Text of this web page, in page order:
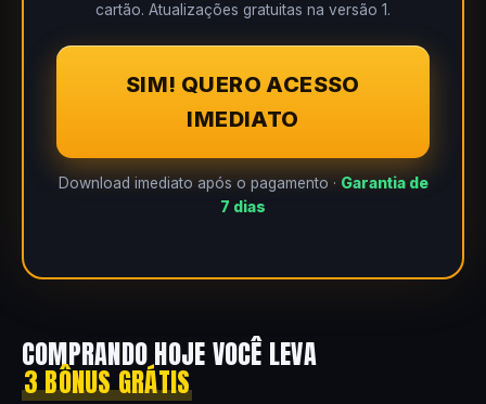
cartão. Atualizações gratuitas na versão 1.
SIM! QUERO ACESSO
IMEDIATO
Download imediato após o pagamento · Garantia de
7 dias
COMPRANDO HOJE VOCÊ LEVA
3 BÔNUS GRÁTIS